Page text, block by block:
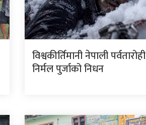
विश्वकीर्तिमानी नेपाली पर्वतारोही
निर्मल पुर्जाको निधन